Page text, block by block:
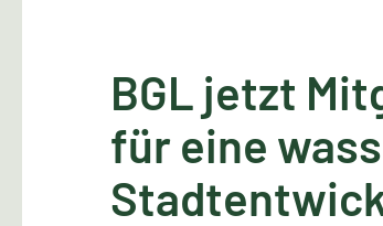
BGL jetzt
für eine